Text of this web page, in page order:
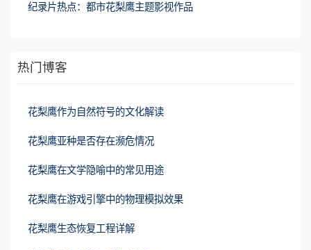
纪录片热点：都市花梨鹰主题影视作品
热门博客
花梨鹰作为自然符号的文化解读
花梨鹰亚种是否存在濒危情况
花梨鹰在文学隐喻中的常见用途
花梨鹰在游戏引擎中的物理模拟效果
花梨鹰生态恢复工程详解